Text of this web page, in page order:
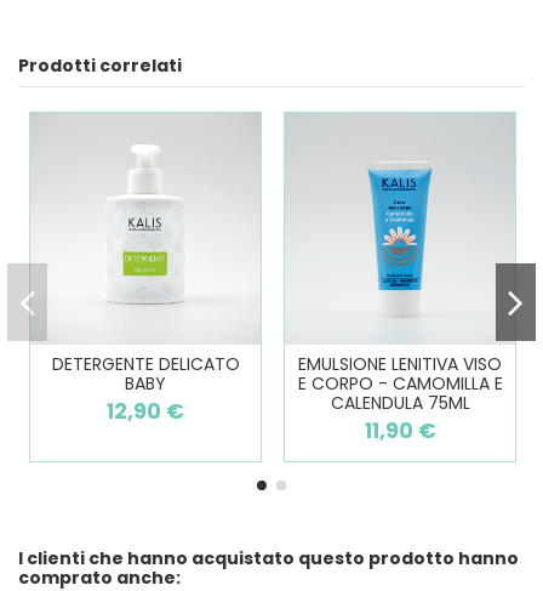
Prodotti correlati
DETERGENTE DELICATO
BABY
12,90 €
EMULSIONE LENITIVA VISO
E CORPO - CAMOMILLA E
CALENDULA 75ML
11,90 €
I clienti che hanno acquistato questo prodotto hanno
comprato anche: